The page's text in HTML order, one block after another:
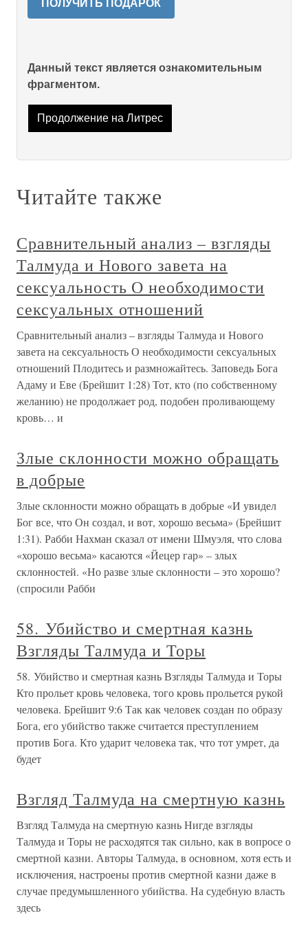
ПОЛУЧИТЬ ПОДАРОК
Данный текст является ознакомительным
фрагментом.
Продолжение на Литрес
Читайте также
Сравнительный анализ – взгляды
Талмуда и Нового завета на
сексуальность О необходимости
сексуальных отношений
Сравнительный анализ – взгляды Талмуда и Нового
завета на сексуальность О необходимости сексуальных
отношений Плодитесь и размножайтесь. Заповедь Бога
Адаму и Еве (Брейшит 1:28) Тот, кто (по собственному
желанию) не продолжает род, подобен проливающему
кровь… и
Злые склонности можно обращать
в добрые
Злые склонности можно обращать в добрые «И увидел
Бог все, что Он создал, и вот, хорошо весьма» (Брейшит
1:31). Рабби Нахман сказал от имени Шмуэля, что слова
«хорошо весьма» касаются «Йецер гар» – злых
склонностей. «Но разве злые склонности – это хорошо?
(спросили Рабби
58. Убийство и смертная казнь
Взгляды Талмуда и Торы
58. Убийство и смертная казнь Взгляды Талмуда и Торы
Кто прольет кровь человека, того кровь прольется рукой
человека. Брейшит 9:6 Так как человек создан по образу
Бога, его убийство также считается преступлением
против Бога. Кто ударит человека так, что тот умрет, да
будет
Взгляд Талмуда на смертную казнь
Взгляд Талмуда на смертную казнь Нигде взгляды
Талмуда и Торы не расходятся так сильно, как в вопросе о
смертной казни. Авторы Талмуда, в основном, хотя есть и
исключения, настроены против смертной казни даже в
случае предумышленного убийства. На судебную власть
здесь